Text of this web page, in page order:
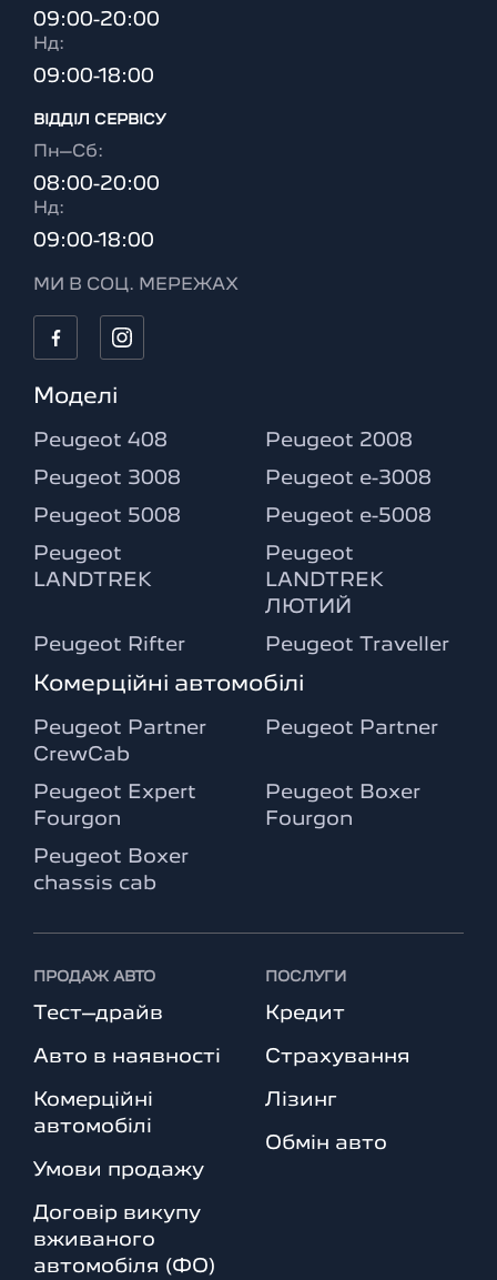
09:00-20:00
Нд:
09:00-18:00
ВІДДІЛ CЕРВІСУ
Пн–Сб:
08:00-20:00
Нд:
09:00-18:00
МИ В СОЦ. МЕРЕЖАХ
Моделі
Peugeot 408 Peugeot 2008
Peugeot 3008 Peugeot e-3008
Peugeot 5008 Peugeot e-5008
Peugeot
LANDTREK
Peugeot
LANDTREK
ЛЮТИЙ
Peugeot Rifter Peugeot Traveller
Комерційні автомобілі
Peugeot Partner
CrewCab
Peugeot Partner
Peugeot Expert
Fourgon
Peugeot Boxer
Fourgon
Peugeot Boxer
chassis cab
ПРОДАЖ АВТО
Тест–драйв
Авто в наявності
Комерційні
автомобілі
Умови продажу
Договір викупу
вживаного
автомобіля (ФО)
ПОСЛУГИ
Кредит
Страхування
Лізинг
Обмін авто